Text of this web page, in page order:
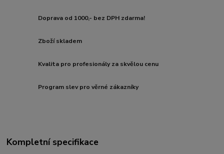
Doprava od 1000,- bez DPH zdarma!
Zboží skladem
Kvalita pro profesionály za skvělou cenu
Program slev pro věrné zákazníky
Kompletní specifikace